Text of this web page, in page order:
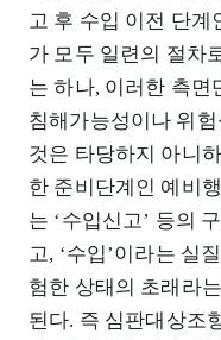
고 후 수입 이전 단계
가 모두 일련의 절차
는 하나, 이러한 측면
침해가능성이나 위
것은 타당하지 아니
한 준비단계인 예비
는 ‘수입신고’ 등의
고, ‘수입’이라는 실
험한 상태의 초래라
된다. 즉 심판대상조